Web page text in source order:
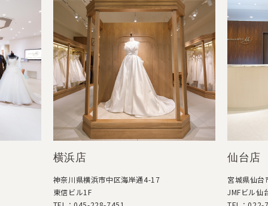
横浜店
神奈川県横浜市中区海岸通4-17
東信ビル1F
仙台店
宮城県仙
JMFビル仙